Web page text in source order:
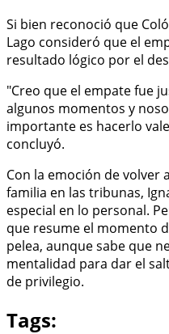
Si bien reconoció que
Lago consideró que el
resultado lógico por el
"Creo que el empate fue
algunos momentos y
importante es hacerlo
concluyó.
Con la emoción de volver
familia en las tribunas,
especial en lo personal.
que resume el momento
pelea, aunque sabe que
mentalidad para dar el
de privilegio.
Tags: